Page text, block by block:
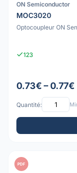
ON Semiconductor
MOC3020
Optocoupleur ON
123
0.73€ – 0.77€
Quantité:
PDF